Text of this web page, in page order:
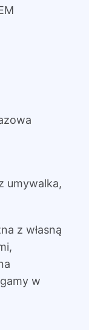
umywalka,
z własną
w